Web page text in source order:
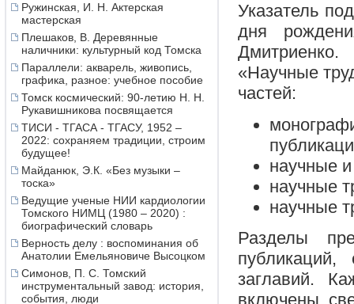
Ружинская, И. Н. Актерская
мастерская
Плешаков, В. Деревянные
наличники: культурный код Томска
Параллели: акварель, живопись,
графика, разное: учебное пособие
Томск космический: 90-летию Н. Н.
Рукавишникова посвящается
ТИСИ - ТГАСА - ТГАСУ, 1952 –
2022: сохраняем традиции, строим
будущее!
Майданюк, Э.К. «Без музыки –
тоска»
Ведущие ученые НИИ кардиологии
Томского НИМЦ (1980 – 2020) :
биографический словарь
Верность делу : воспоминания об
Анатолии Емельяновиче Высоцком
Симонов, П. С. Томский
инструментальный завод: история,
события, люди
Указатель
дня
«Научные
частей:
научные
научные
научные
Разделы
публикаций,
заглавий.
включены